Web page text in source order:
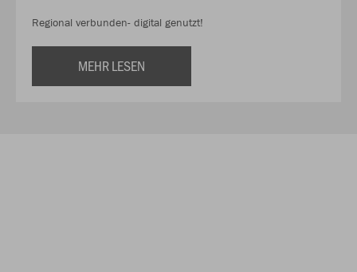
Regional verbunden- digital genutzt!
MEHR LESEN